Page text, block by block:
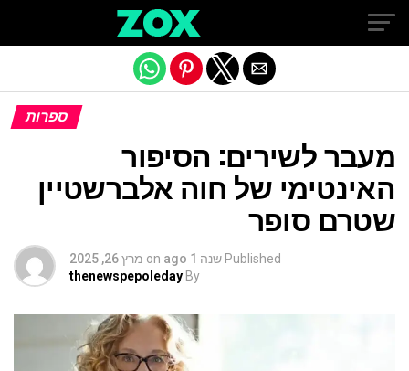
ספרות
מעבר לשירים: הסיפור
האינטימי של חוה אלברשטיין
שטרם סופר
Published שנה 1 ago on מרץ 26, 2025
By
thenewspepoleday
Exit mobile version